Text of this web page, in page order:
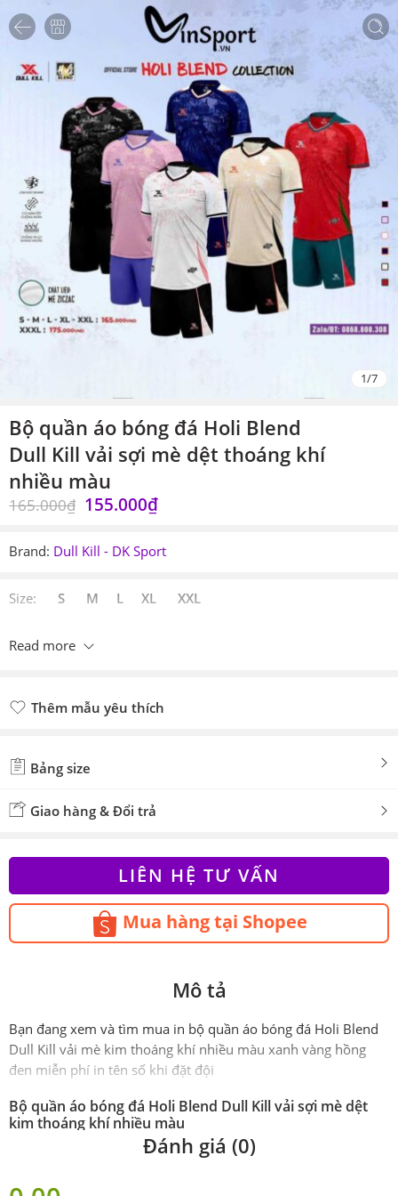
1/7
Bộ quần áo bóng đá Holi Blend
Dull Kill vải sợi mè dệt thoáng khí
nhiều màu
165.000₫ 155.000₫
Brand: Dull Kill - DK Sport
Size: S M L XL XXL
Read more
Thêm mẫu yêu thích
Bảng size
Giao hàng & Đổi trả
LIÊN HỆ TƯ VẤN
Mua hàng tại Shopee
Mô tả
Bạn đang xem và tìm mua in bộ quần áo bóng đá Holi Blend
Dull Kill vải mè kim thoáng khí nhiều màu xanh vàng hồng
đen miễn phí in tên số khi đặt đội
Bộ quần áo bóng đá Holi Blend Dull Kill vải sợi mè dệt
kim thoáng khí nhiều màu
Đánh giá (0)